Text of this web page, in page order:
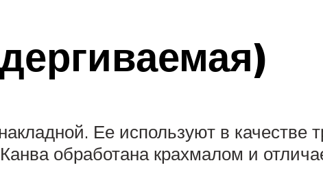
Ее используют в качестве
обработана крахмалом и